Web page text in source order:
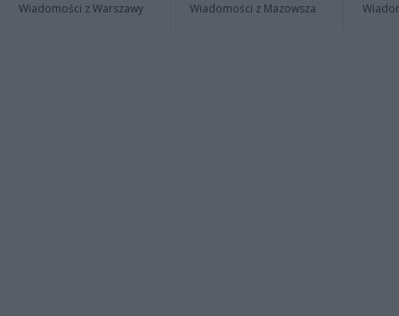
Wiadomości z Warszawy Wiadomości z Mazowsza